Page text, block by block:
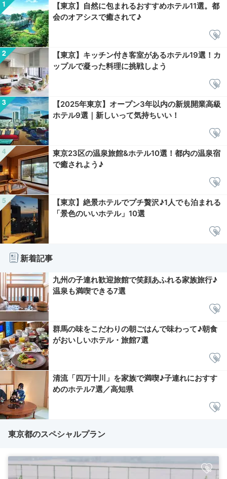
【東京】自然に包まれるおすすめホテル11選。都
会のオアシスで癒されて♪
【東京】キッチン付き客室があるホテル19選！カ
ップルで凝った料理に挑戦しよう
【2025年東京】オープン3年以内の新規開業高級
ホテル9選｜新しいって気持ちいい！
東京23区の温泉旅館&ホテル10選！都内の温泉宿
で癒されよう♪
【東京】絶景ホテルでプチ贅沢♪1人でも泊まれる
「景色のいいホテル」10選
新着記事
九州の子連れ歓迎旅館で笑顔あふれる家族旅行♪
温泉も満喫できる7選
群馬の味をこだわりの朝ごはんで味わって♪朝食
がおいしいホテル・旅館7選
清流「四万十川」を家族で満喫♪子連れにおすす
めのホテル7選／高知県
東京都のスペシャルプラン